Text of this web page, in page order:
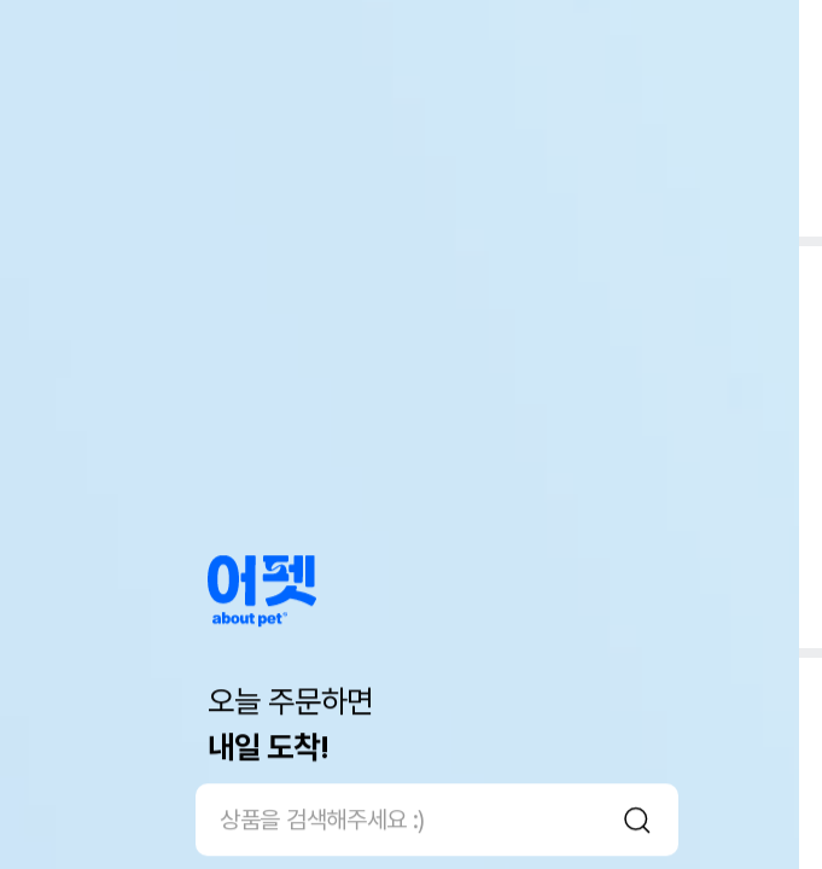
오늘 주문하면
내일 도착!